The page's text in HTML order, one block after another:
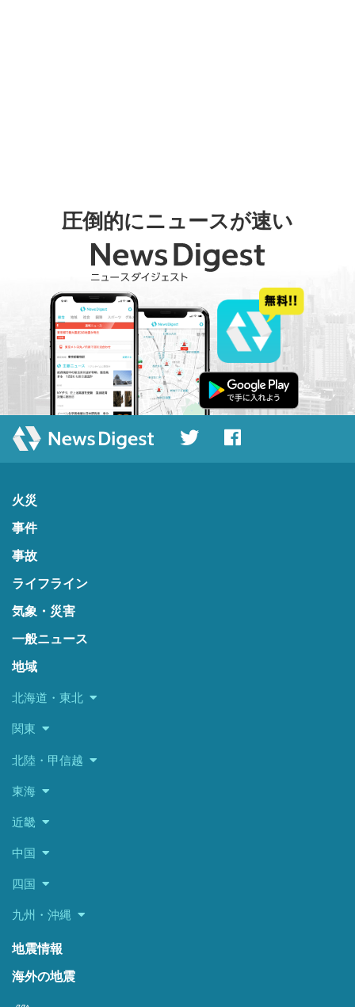
圧倒的にニュースが速い
火災
事件
事故
ライフライン
気象・災害
一般ニュース
地域
北海道・東北
関東
北陸・甲信越
東海
近畿
中国
四国
九州・沖縄
地震情報
海外の地震